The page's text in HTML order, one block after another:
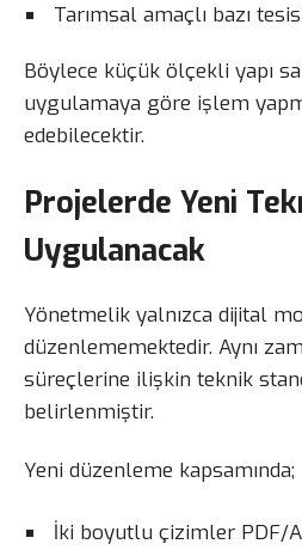
Tarımsal amaçlı bazı
Böylece küçük ölçekli yapı
uygulamaya göre işlem
edebilecektir.
Projelerde Yeni
Uygulanacak
Yönetmelik yalnızca dijital
düzenlememektedir. Aynı
süreçlerine ilişkin teknik
belirlenmiştir.
Yeni düzenleme kapsamında;
İki boyutlu çizimler PDF/